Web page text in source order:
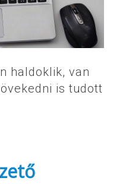
haldoklik, van
is tudott